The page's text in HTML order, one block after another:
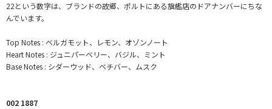
22という数字は、ブランドの故郷、ポルトにある旗艦店のドアナンバーにちな
んでいます。
Top Notes : ベルガモット、レモン、オゾンノート
Heart Notes : ジュニパーベリー、バジル、ミント
Base Notes : シダーウッド、ベチバー、ムスク
002 1887